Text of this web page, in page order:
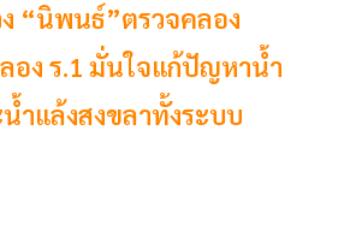
“นิพนธ์”ตรวจคลอง
อง ร.1 มั่นใจแก้ปัญหาน้ำ
ำแล้งสงขลาทั้งระบบ